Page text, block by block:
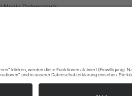
Media Datenschutz
Listersee